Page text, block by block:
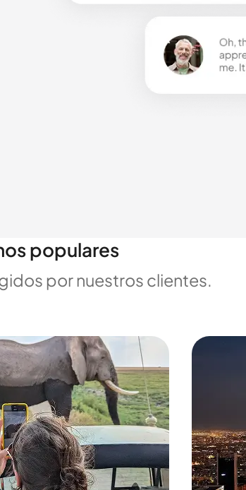
populares
por nuestros clientes.